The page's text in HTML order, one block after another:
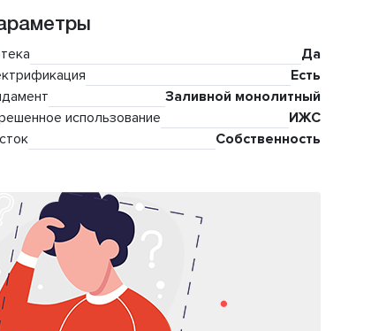
Да
Есть
Заливной монолитный
использование
ИЖС
Собственность